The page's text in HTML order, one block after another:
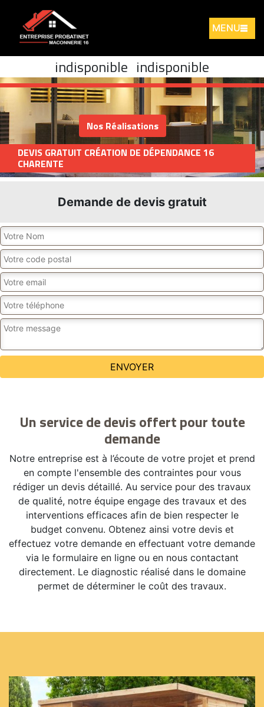
MENU
indisponible indisponible
Nos Réalisations
DEVIS GRATUIT CRÉATION DE DÉPENDANCE 16
CHARENTE
Demande de devis gratuit
Un service de devis offert pour toute
demande
Notre entreprise est à l’écoute de votre projet et prend
en compte l'ensemble des contraintes pour vous
rédiger un devis détaillé. Au service pour des travaux
de qualité, notre équipe engage des travaux et des
interventions efficaces afin de bien respecter le
budget convenu. Obtenez ainsi votre devis et
effectuez votre demande en effectuant votre demande
via le formulaire en ligne ou en nous contactant
directement. Le diagnostic réalisé dans le domaine
permet de déterminer le coût des travaux.